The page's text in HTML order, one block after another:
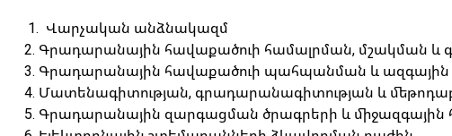
1. Վարչական անձնակազմ
2. Գրադարանային հավաքածուի համալրման, մշակման և
3. Գրադարանային հավաքածուի պահպանման և
4. Մատենագիտության, գրադարանագիտության և
5. Գրադարանային զարգացման ծրագրերի և միջազգային